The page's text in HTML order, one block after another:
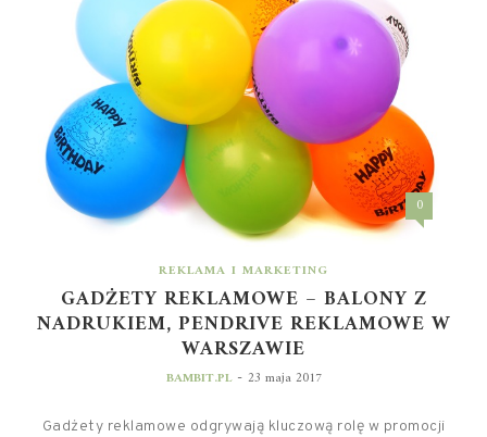
0
REKLAMA I MARKETING
GADŻETY REKLAMOWE – BALONY Z
NADRUKIEM, PENDRIVE REKLAMOWE W
WARSZAWIE
BAMBIT.PL - 23 maja 2017
Gadżety reklamowe odgrywają kluczową rolę w promocji